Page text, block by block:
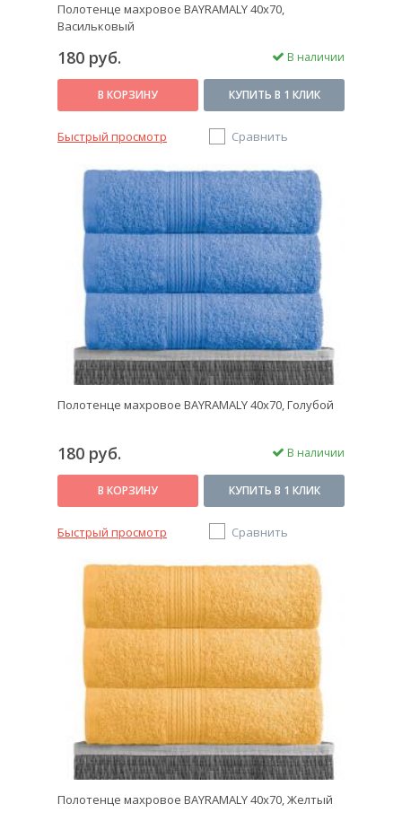
Полотенце махровое BAYRAMALY 40х70,
Васильковый
180 руб. В наличии
В КОРЗИНУ КУПИТЬ В 1 КЛИК
Быстрый просмотр Сравнить
Полотенце махровое BAYRAMALY 40х70, Голубой
180 руб. В наличии
В КОРЗИНУ КУПИТЬ В 1 КЛИК
Быстрый просмотр Сравнить
Полотенце махровое BAYRAMALY 40х70, Желтый